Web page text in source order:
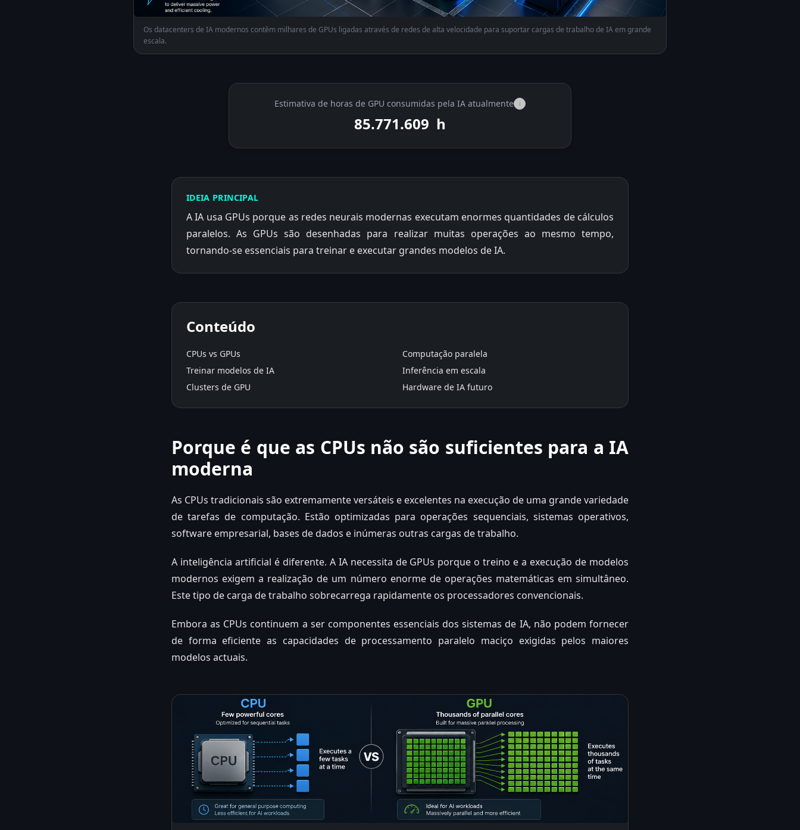
Os datacenters de IA modernos contêm milhares de GPUs ligadas através de redes de alta velocidade para suportar cargas de trabalho de IA em grande
escala.
Estimativa de horas de GPU consumidas pela IA atualmente i
85.772.900 h
IDEIA PRINCIPAL
A IA usa GPUs porque as redes neurais modernas executam enormes quantidades de cálculos
paralelos. As GPUs são desenhadas para realizar muitas operações ao mesmo tempo,
tornando-se essenciais para treinar e executar grandes modelos de IA.
Conteúdo
CPUs vs GPUs
Computação paralela
Treinar modelos de IA
Inferência em escala
Clusters de GPU
Hardware de IA futuro
Porque é que as CPUs não são suficientes para a IA
moderna
As CPUs tradicionais são extremamente versáteis e excelentes na execução de uma grande variedade
de tarefas de computação. Estão optimizadas para operações sequenciais, sistemas operativos,
software empresarial, bases de dados e inúmeras outras cargas de trabalho.
A inteligência artificial é diferente. A IA necessita de GPUs porque o treino e a execução de modelos
modernos exigem a realização de um número enorme de operações matemáticas em simultâneo.
Este tipo de carga de trabalho sobrecarrega rapidamente os processadores convencionais.
Embora as CPUs continuem a ser componentes essenciais dos sistemas de IA, não podem fornecer
de forma eficiente as capacidades de processamento paralelo maciço exigidas pelos maiores
modelos actuais.